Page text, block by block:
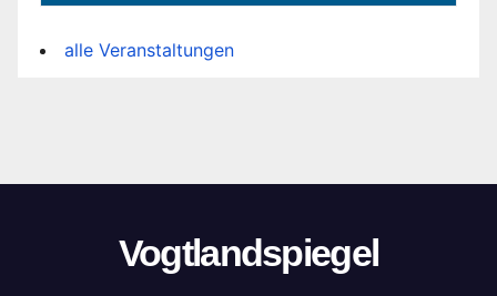
alle Veranstaltungen
Vogtlandspiegel